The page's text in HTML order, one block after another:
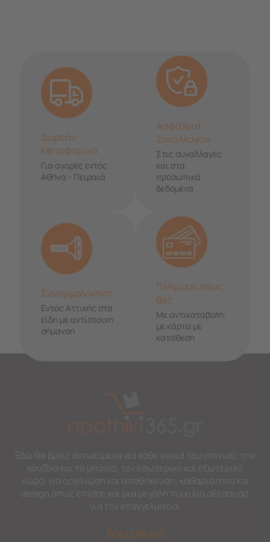
Δωρεάν
Μεταφορικά
Για αγορές εντός
Αθήνα - Πειραιά
Ασφάλεια
Συναλλαγών
Στις συναλλαγές
και στα
προσωπικά
δεδομένα
Συναρμολόγηση
Εντός Αττικής στα
είδη με αντίστοιχη
σήμανση
Πλήρωσε όπως
θες
Με αντικαταβολή,
με κάρτα με
κατάθεση
Εδώ θα βρεις αντικείμενα για κάθε γωνιά του σπιτιού, την
κουζίνα και το μπάνιο, τον εσωτερικό και εξωτερικό
χώρο, για οργάνωση και αποθήκευση, καθαριότητα και
design όπως επίσης και μια μεγάλη ποικιλία αξεσουάρ
για τον επαγγελματία.
FOLLOW US